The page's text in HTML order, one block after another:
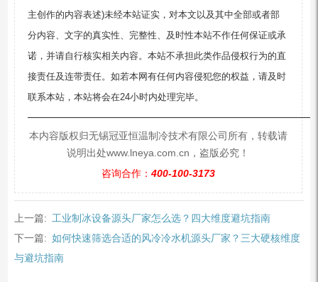
主创作的内容表述)未经本站证实，对本文以及其中全部或者部
分内容、文字的真实性、完整性、及时性本站不作任何保证或承
诺，并请自行核实相关内容。本站不承担此类作品侵权行为的直
接责任及连带责任。如若本网有任何内容侵犯您的权益，请及时
联系本站，本站将会在24小时内处理完毕。
本内容版权归无锡冠亚恒温制冷技术有限公司所有，转载请
说明出处www.lneya.com.cn，盗版必究！
咨询合作： 400-100-3173
上一篇: 工业制冰设备源头厂家怎么选？四大维度避坑指南
下一篇: 如何快速筛选合适的风冷冷水机源头厂家？三大硬核维度
与避坑指南